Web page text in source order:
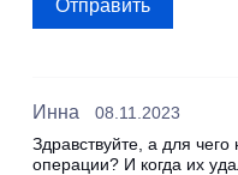
Отправить
Инна
08.11.2023
Здравствуйте, а для
операции? И когда их